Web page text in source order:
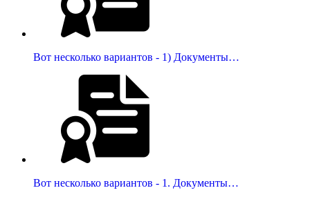
Вот несколько вариантов - 1) Документы…
Вот несколько вариантов - 1. Документы…